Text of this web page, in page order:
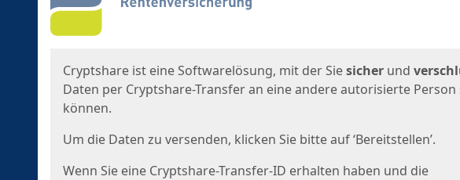
Cryptshare ist eine Softwarelösung, mit der Siesicher und
Daten per Cryptshare-Transfer an eine andere autorisierte Person
können.
Um die Daten zu versenden, klicken Sie bitte auf ‘Bereitstellen’.
Wenn Sie eine Cryptshare-Transfer-ID erhalten haben und die